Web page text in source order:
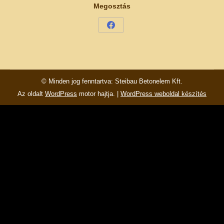
Megosztás
Share
© Minden jog fenntartva: Steibau Betonelem Kft.
Az oldalt WordPress motor hajtja. | WordPress weboldal készítés